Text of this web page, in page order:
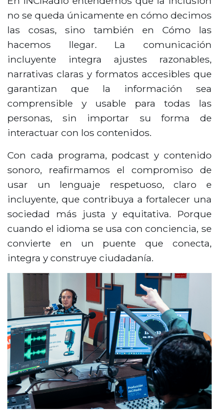
no se queda únicamente en cómo decimos
las cosas, sino también en Cómo las
hacemos llegar. La comunicación
incluyente integra ajustes razonables,
narrativas claras y formatos accesibles que
garantizan que la información sea
comprensible y usable para todas las
personas, sin importar su forma de
interactuar con los contenidos.
Con cada programa, podcast y contenido
sonoro, reafirmamos el compromiso de
usar un lenguaje respetuoso, claro e
incluyente, que contribuya a fortalecer una
sociedad más justa y equitativa. Porque
cuando el idioma se usa con conciencia, se
convierte en un puente que conecta,
integra y construye ciudadanía.